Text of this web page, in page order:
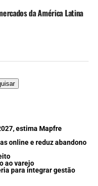
da América Latina
estima Mapfre
online e reduz abandono
ao varejo
para integrar gestão